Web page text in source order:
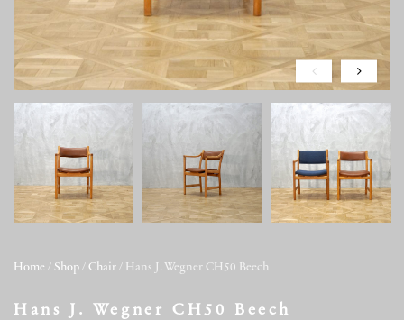
Home / Shop / Chair / Hans J. Wegner CH50 Beech
Hans J. Wegner CH50 Beech